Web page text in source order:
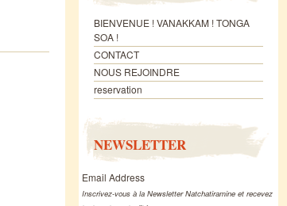
BIENVENUE ! VANAKKAM ! TONGA
SOA !
CONTACT
NOUS REJOINDRE
reservation
NEWSLETTER
Email Address
Inscrivez-vous à la Newsletter Natchatiramine et recevez